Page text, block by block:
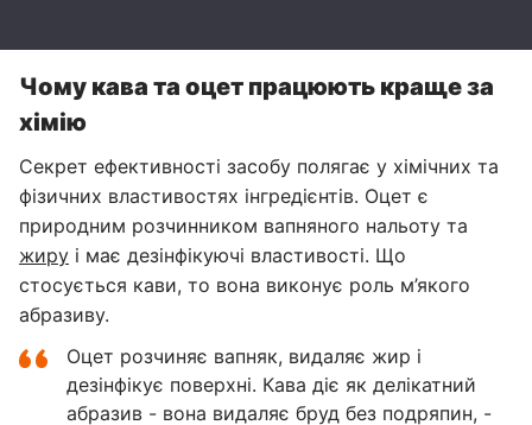
Чому кава та оцет працюють краще за
хімію
Секрет ефективності засобу полягає у хімічних та
фізичних властивостях інгредієнтів. Оцет є
природним розчинником вапняного нальоту та
жиру і має дезінфікуючі властивості. Що
стосується кави, то вона виконує роль м’якого
абразиву.
Оцет розчиняє вапняк, видаляє жир і
дезінфікує поверхні. Кава діє як делікатний
абразив - вона видаляє бруд без подряпин, -